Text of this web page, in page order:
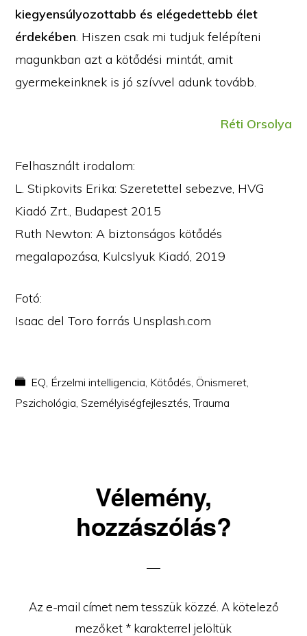
kiegyensúlyozottabb és elégedettebb élet
érdekében. Hiszen csak mi tudjuk felépíteni
magunkban azt a kötődési mintát, amit
gyermekeinknek is jó szívvel adunk tovább.
Réti Orsolya
Felhasznált irodalom:
L. Stipkovits Erika: Szeretettel sebezve, HVG
Kiadó Zrt., Budapest 2015
Ruth Newton: A biztonságos kötődés
megalapozása, Kulcslyuk Kiadó, 2019
Fotó:
Isaac del Toro forrás Unsplash.com
EQ, Érzelmi intelligencia, Kötődés, Önismeret,
Pszichológia,Személyiségfejlesztés,Trauma
Interactions
Vélemény,
hozzászólás?
Az e-mail címet nem tesszük közzé. A kötelező
mezőket * karakterrel jelöltük